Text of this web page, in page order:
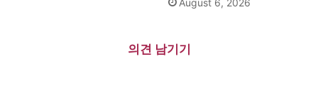
의견 남기기